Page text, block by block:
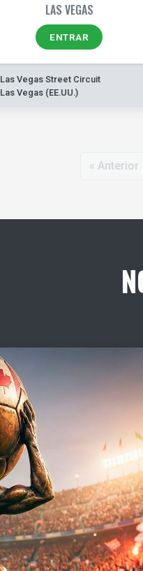
LAS VEGAS
ENTRAR
Las Vegas Street Circuit
Las Vegas (EE.UU.)
« Anterior